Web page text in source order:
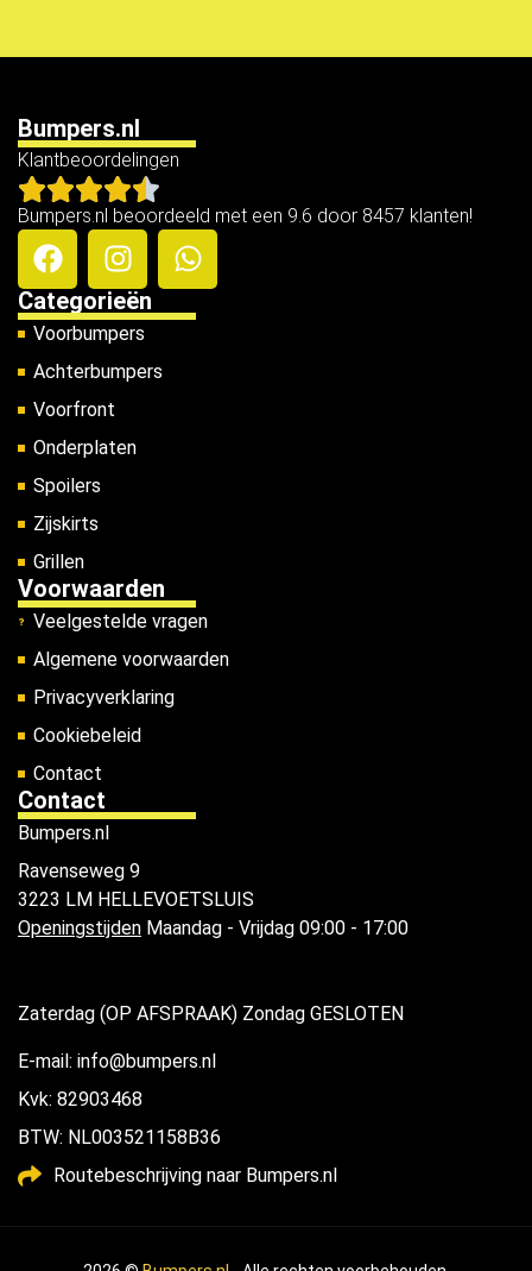
Bumpers.nl
Klantbeoordelingen
Bumpers.nl beoordeeld met een 9.6 door 8457 klanten!
Categorieën
Voorbumpers
Achterbumpers
Voorfront
Onderplaten
Spoilers
Zijskirts
Grillen
Voorwaarden
Veelgestelde vragen
Algemene voorwaarden
Privacyverklaring
Cookiebeleid
Contact
Contact
Bumpers.nl
Ravenseweg 9
3223 LM HELLEVOETSLUIS
Openingstijden Maandag - Vrijdag 09:00 - 17:00
Zaterdag (OP AFSPRAAK) Zondag GESLOTEN
E-mail: info@bumpers.nl
Kvk: 82903468
BTW: NL003521158B36
Routebeschrijving naar Bumpers.nl